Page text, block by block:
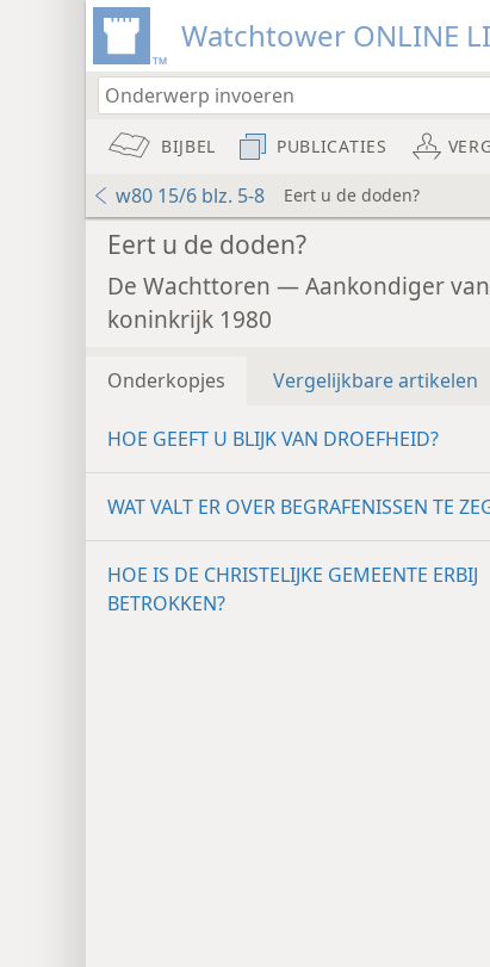
Watchtower ONLINE
BIJBEL PUBLICATIES
w80 15/6 blz. 5-8 Eert u de doden?
Eert u de doden?
De Wachttoren — Aankondiger van
koninkrijk 1980
Onderkopjes Vergelijkbare artikelen
HOE GEEFT U BLIJK VAN DROEFHEID?
WAT VALT ER OVER BEGRAFENISSEN TE
HOE IS DE CHRISTELIJKE GEMEENTE ERBIJ
BETROKKEN?